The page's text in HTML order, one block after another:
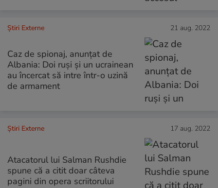
Știri Externe 21 aug. 2022
Caz de spionaj, anunțat de
Albania: Doi ruși și un ucrainean
au încercat să intre într-o uzină
de armament
Știri Externe 17 aug. 2022
Atacatorul lui Salman Rushdie
spune că a citit doar câteva
pagini din opera scriitorului